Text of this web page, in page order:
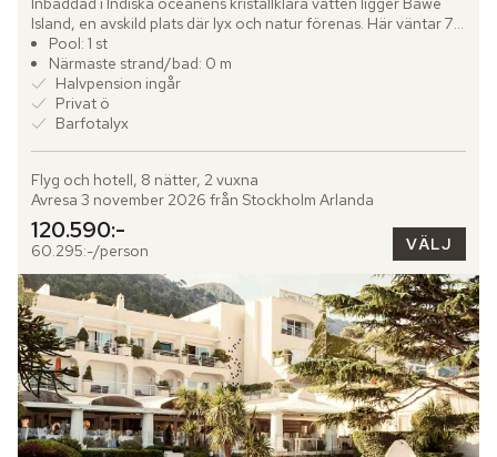
Island, en avskild plats där lyx och natur förenas. Här väntar 70
eleganta villor, var och en med egen pool och...
Pool: 1 st
Närmaste strand/bad: 0 m
Halvpension ingår
Privat ö
Barfotalyx
Flyg och hotell, 8 nätter, 2 vuxna
Avresa 3 november 2026 från Stockholm Arlanda
120.590:-
60.295:-/person VÄLJ